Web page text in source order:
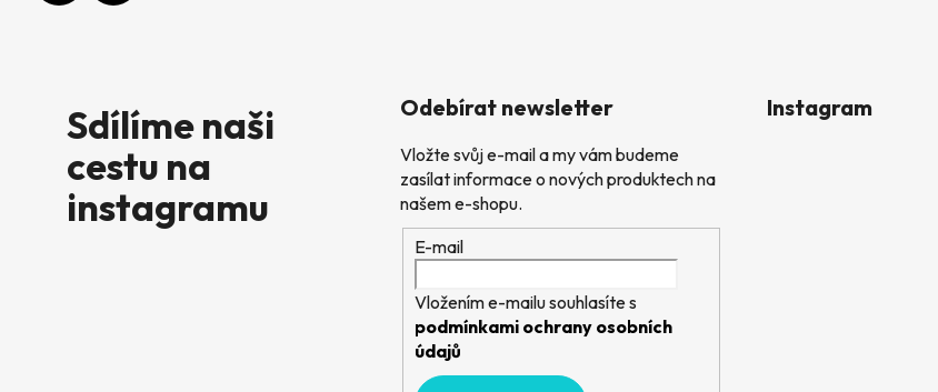
Sdílíme naši
cestu na
instagramu
Odebírat newsletter
Vložte svůj e-mail a my vám budeme
zasílat informace o nových produktech na
našem e-shopu.
E-mail
Vložením e-mailu souhlasíte s
podmínkami ochrany osobních
údajů
Instagram